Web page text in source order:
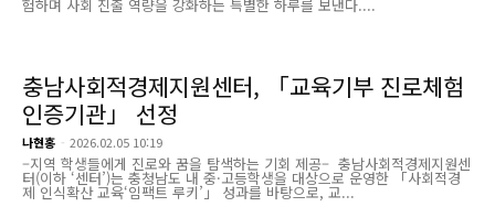
험하며 사회 진출 역량을 강화하는 특별한 하루를 보낸다....
충남사회적경제지원센터, 「교육기부 진로체험
인증기관」 선정
나현홍 - 2026.02.05 10:19
–지역 학생들에게 진로와 꿈을 탐색하는 기회 제공– 충남사회적경제지원센
터(이하 ‘센터’)는 충청남도 내 중·고등학생을 대상으로 운영한 「사회적경
제 인식확산 교육‘임팩트 루키’」 성과를 바탕으로, 교...